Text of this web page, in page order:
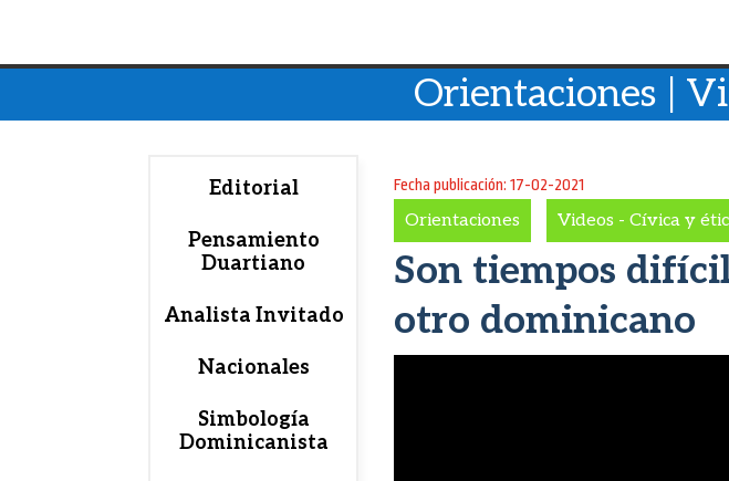
Orientaciones |
Editorial
Pensamiento
Duartiano
Analista Invitado
Nacionales
Simbología
Dominicanista
Fecha publicación: 17-02-2021
Orientaciones Videos - Cívica y
Son tiempos
otro dominicano